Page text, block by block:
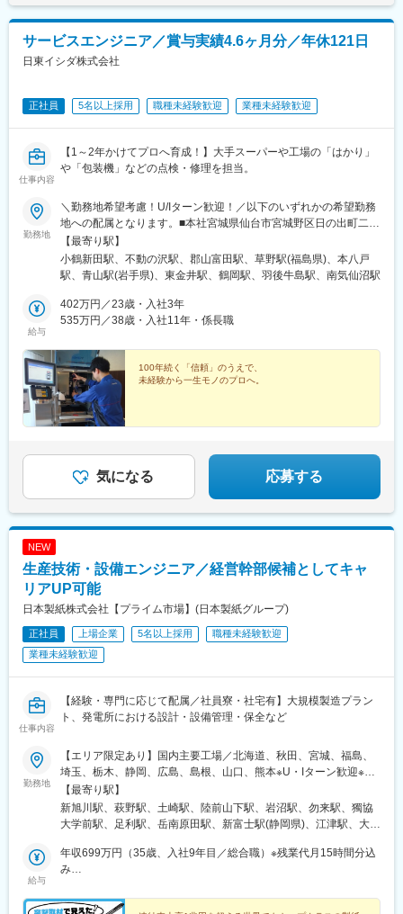
サービスエンジニア／賞与実績4.6ヶ月分／年休121日
日東イシダ株式会社
正社員 5名以上採用 職種未経験歓迎 業種未経験歓迎
仕事内容
【1～2年かけてプロへ育成！】大手スーパーや工場の「はかり」
や「包装機」などの点検・修理を担当。
勤務地
＼勤務地希望考慮！U/Iターン歓迎！／以下のいずれかの希望勤務
地への配属となります。■本社宮城県仙台市宮城野区日の出町二丁
目2番22号■気仙沼営業所宮城県気仙沼市本郷13番10号■郡山営業
所福島県郡山市八山田五丁目15 輝ビルB-101■いわき営業所福島
県いわき市平中神谷字細田99番1号■山形営業所山形県山形市嶋南
業所青森県八戸市八太郎一丁目4番19号■盛岡営業所岩手県盛岡市
前九年三丁目5番22号■秋田営業所秋田県秋田市山王中園町11番35
【最寄り駅】
小鶴新田駅、不動の沢駅、郡山富田駅、草野駅(福島県)、本八戸
駅、青山駅(岩手県)、東金井駅、鶴岡駅、羽後牛島駅、南気仙沼駅
給与
402万円／23歳・入社3年
535万円／38歳・入社11年・係長職
100年続く「信頼」のうえで、
未経験から一生モノのプロへ。
気になる 応募する
NEW
生産技術・設備エンジニア／経営幹部候補としてキャ
リアUP可能
日本製紙株式会社【プライム市場】(日本製紙グループ)
正社員 上場企業 5名以上採用
職種未経験歓迎
業種未経験歓迎
仕事内容
【経験・専門に応じて配属／社員寮・社宅有】大規模製造プラン
ト、発電所における設計・設備管理・保全など
勤務地
【エリア限定あり】国内主要工場／北海道、秋田、宮城、福島、
埼玉、栃木、静岡、広島、島根、山口、熊本※U・Iターン歓迎※車
通勤可・駐車場有※社員寮・社宅有（ワンルームから3LDKまでご
ざいます。ご相談ください）※工場毎の応募状況により充足となる
場合がございます★「総合職」でのご入社の場合、初任地は石
た定期的なローテーションを行うため、多くのチャレンジができ
ます！ ★「エリア限定総合職」でのご入社の場合、石巻・富士・
を積んでいただきます。紙をつくるという性質上、各工場は水資
【最寄り駅】
新旭川駅、萩野駅、土崎駅、陸前山下駅、岩沼駅、勿来駅、獨協
大学前駅、足利駅、岳南原田駅、新富士駅(静岡県)、江津駅、大竹
給与
年収699万円（35歳、入社9年目／総合職）※残業代月15時間分込
み
み